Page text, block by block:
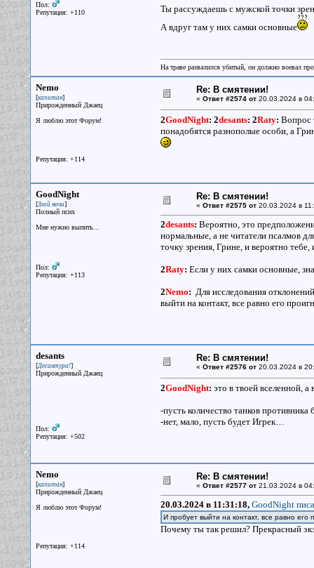
Пол:
Репутация: +110
Ты рассуждаешь с мужской точки
А вдруг там у них самки основные
На траве развалился убитый, он должно воевал
Nemo
[капитан]
Прирожденный Джаец
Я люблю этот Форум!
Репутация: +114
Re: В смятении!
« Ответ #2574 от20.03.2024 в
2GoodNight: 2desants: 2Raty: Вопрос
понадобятся разнополые особи, а
GoodNight
[Злой ночи]
Полный псих
Мне нужно выпить...
Пол:
Репутация: +113
Re: В смятении!
« Ответ #2575 от20.03.2024 в
2desants: Вероятно, это
нормальные, а не читатели псалмов
точку зрения, Грине, и вероятно
2Raty: Если у них самки основные,
2Nemo: Для исследования
выйти на контакт, все равно его
desants
[Десантура!]
Прирожденный Джаец
Пол:
Репутация: +502
Re: В смятении!
« Ответ #2576 от20.03.2024 в
2GoodNight: это в твоей вселенной,
-пусть количество танков противника
-нет, мало, пусть будет Игрек…
Nemo
[капитан]
Прирожденный Джаец
Я люблю этот Форум!
Репутация: +114
Re: В смятении!
« Ответ #2577 от21.03.2024 в
20.03.2024 в 11:31:18, GoodNight
И пробует выйти на контакт, все равно его
Почему ты так решил? Прекрасный